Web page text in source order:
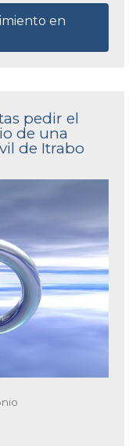
en
pedir el
de una
de Itrabo